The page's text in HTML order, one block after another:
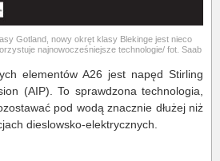
Gotland, nowy okręt klasy Blekinge jest nieco
najnowocześniejsze technologie/ fot. Saab
elementów A26 jest napęd Stirling
(AIP). To sprawdzona technologia,
pod wodą znacznie dłużej niż
dieslowsko-elektrycznych.